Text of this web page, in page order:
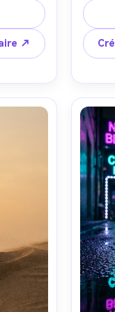
le
l'avant,
texture
du
↗
vide
f/2.8,
peu